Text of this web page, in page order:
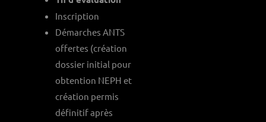
Inscription
Démarches ANTS
offertes (création
dossier initial pour
obtention NEPH et
création permis
définitif après